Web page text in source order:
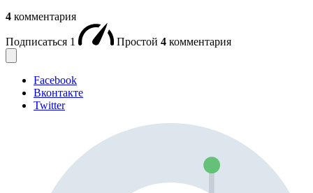
4 комментария
Подписаться 1 Простой 4 комментария
Facebook
Вконтакте
Twitter